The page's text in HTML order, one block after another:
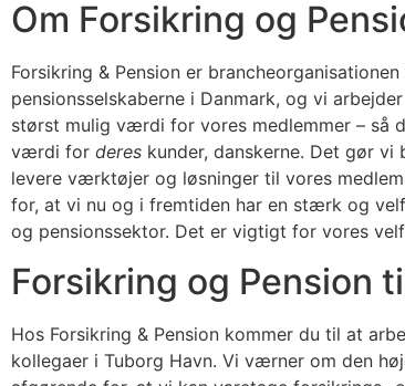
Om Forsikring og
Forsikring & Pension er
pensionsselskaberne i Danmark, og vi
størst mulig værdi for vores medlemmer – så
værdi for deres kunder, danskerne. Det gør
levere værktøjer og løsninger til vores
for, at vi nu og i fremtiden har en stærk og
og pensionssektor. Det er vigtigt for vores
Forsikring og Pension
Hos Forsikring & Pension kommer du til at
kollegaer i Tuborg Havn. Vi værner om den